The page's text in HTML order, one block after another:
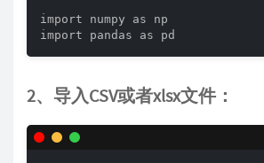
import numpy as np
import pandas as pd
2、导入CSV或者xlsx文件：